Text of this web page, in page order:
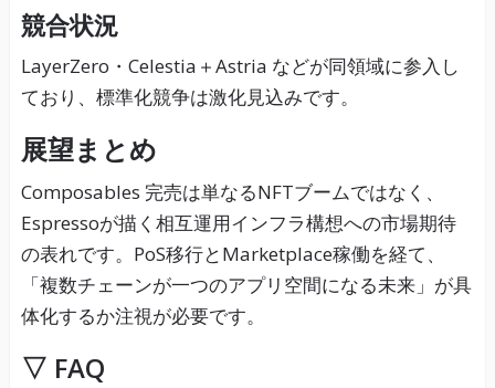
競合状況
LayerZero・Celestia＋Astria などが同領域に参入し
ており、標準化競争は激化見込みです。
展望まとめ
Composables 完売は単なるNFTブームではなく、
Espressoが描く相互運用インフラ構想への市場期待
の表れです。PoS移行とMarketplace稼働を経て、
「複数チェーンが一つのアプリ空間になる未来」が具
体化するか注視が必要です。
▽ FAQ